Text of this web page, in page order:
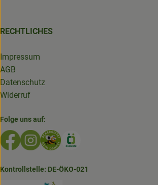
RECHTLICHES
Impressum
AGB
Datenschutz
Widerruf
Folge uns auf:
Externer Link zu https://
Externer Link zu https://
Externer Link zu https://
Kontrollstelle: DE-ÖKO-021